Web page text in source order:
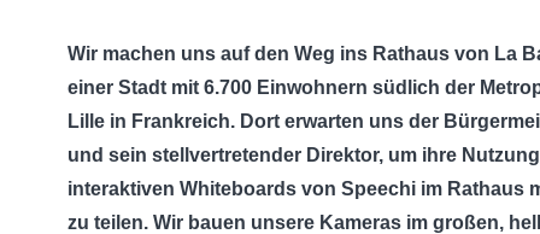
Wir machen uns auf den Weg ins Rathaus von La
einer Stadt mit 6.700 Einwohnern südlich der
Lille in Frankreich. Dort erwarten uns der
und sein stellvertretender Direktor, um ihre
interaktiven Whiteboards von Speechi im Rathaus
zu teilen. Wir bauen unsere Kameras im großen,